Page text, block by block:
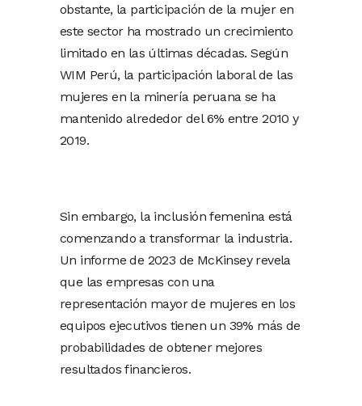
obstante, la participación de la mujer en
este sector ha mostrado un crecimiento
limitado en las últimas décadas. Según
WIM Perú, la participación laboral de las
mujeres en la minería peruana se ha
mantenido alrededor del 6% entre 2010 y
2019.
Sin embargo, la inclusión femenina está
comenzando a transformar la industria.
Un informe de 2023 de McKinsey revela
que las empresas con una
representación mayor de mujeres en los
equipos ejecutivos tienen un 39% más de
probabilidades de obtener mejores
resultados financieros.